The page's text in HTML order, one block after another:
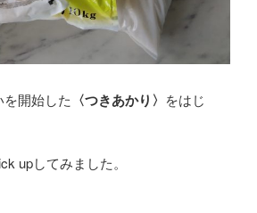
開始した 〈つきあかり〉 をはじ
upしてみました。